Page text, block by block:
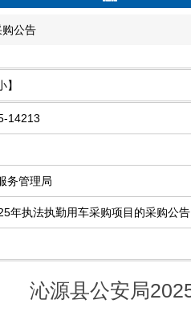
购公告
】
14213
务管理局
年执法执勤用车采购项目的采购公告
沁源县公安局